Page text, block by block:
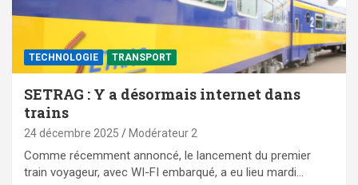
TECHNOLOGIE TRANSPORT
SETRAG : Y a désormais internet dans
trains
24 décembre 2025 Modérateur 2
Comme récemment annoncé, le lancement du premier
train voyageur, avec WI-FI embarqué, a eu lieu mardi…